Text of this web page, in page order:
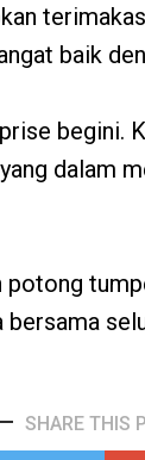
baik
begini.
dalam
SHARE THIS